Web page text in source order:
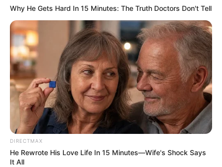
ลักษณะโหวงเฮ้งปาก บอกความร่ำรวย ปากอวบอิ่มมีชัยไป
กว่าครึ่ง
Why He Gets Hard In 15 Minutes: The Truth Doctors Don't Tell
DIRECTMAX
He Rewrote His Love Life In 15 Minutes—Wife's Shock Says
It All